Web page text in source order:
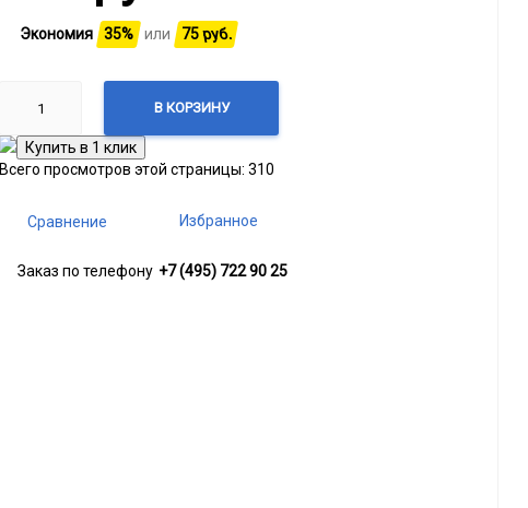
Экономия 35% или 75руб.
В КОРЗИНУ
Всего просмотров этой страницы: 310
Сравнение Избранное
Заказ по телефону +7 (495) 722 90 25